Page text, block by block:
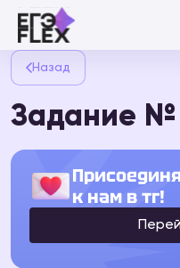
Назад
Задание №
к нам в тг!